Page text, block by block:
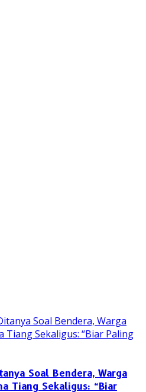
Soal Bendera, Warga
Tiang Sekaligus: “Biar